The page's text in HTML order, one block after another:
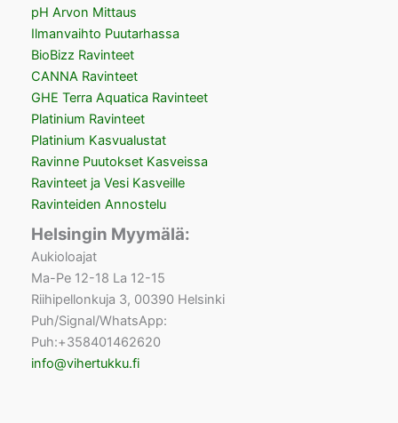
pH Arvon Mittaus
Ilmanvaihto Puutarhassa
BioBizz Ravinteet
CANNA Ravinteet
GHE Terra Aquatica Ravinteet
Platinium Ravinteet
Platinium Kasvualustat
Ravinne Puutokset Kasveissa
Ravinteet ja Vesi Kasveille
Ravinteiden Annostelu
Helsingin Myymälä:
Aukioloajat
Ma-Pe 12-18 La 12-15
Riihipellonkuja 3, 00390 Helsinki
Puh/Signal/WhatsApp:
Puh:+358401462620
info@vihertukku.fi